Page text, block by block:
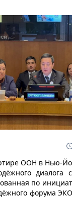
ООН в Нью-
диалога
по
форума